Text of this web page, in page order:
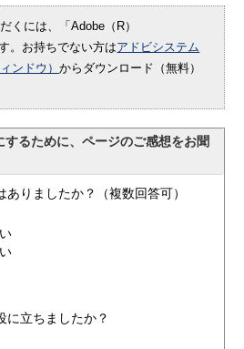
くには、「Adobe（R）
。お持ちでない方はアドビシステム
ンドウ）からダウンロード（無料）
するために、ページのご感想をお聞
ありましたか？（複数回答可）
に立ちましたか？